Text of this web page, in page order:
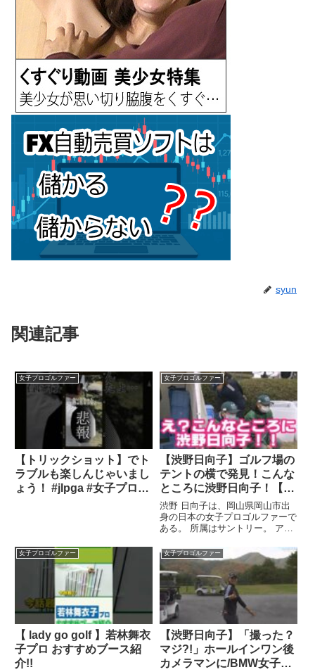
syun
関連記事
女子プロゴルファー
【トリックショット】でト
ラブルも楽しんじゃいまし
ょう！ #jlpga #女子プロゴ
女子プロゴルファー
【渋野日向子】ゴルフ場の
テントの横で発見！こんな
ところに渋野日向子！【女
子プロゴルファー】
渋野 日向子は、岡山県岡山市出
身の日本の女子プロゴルファーで
ある。 所属はサントリー。 アマ
...関連ツイート
女子プロゴルファー
【 lady go golf 】若林舞衣
子プロ おすすめブース紹
介!!
女子プロゴルファー
【渋野日向子】「撮った？
マジ?!」ホールインワン後
カメラマンに/BMW女子選